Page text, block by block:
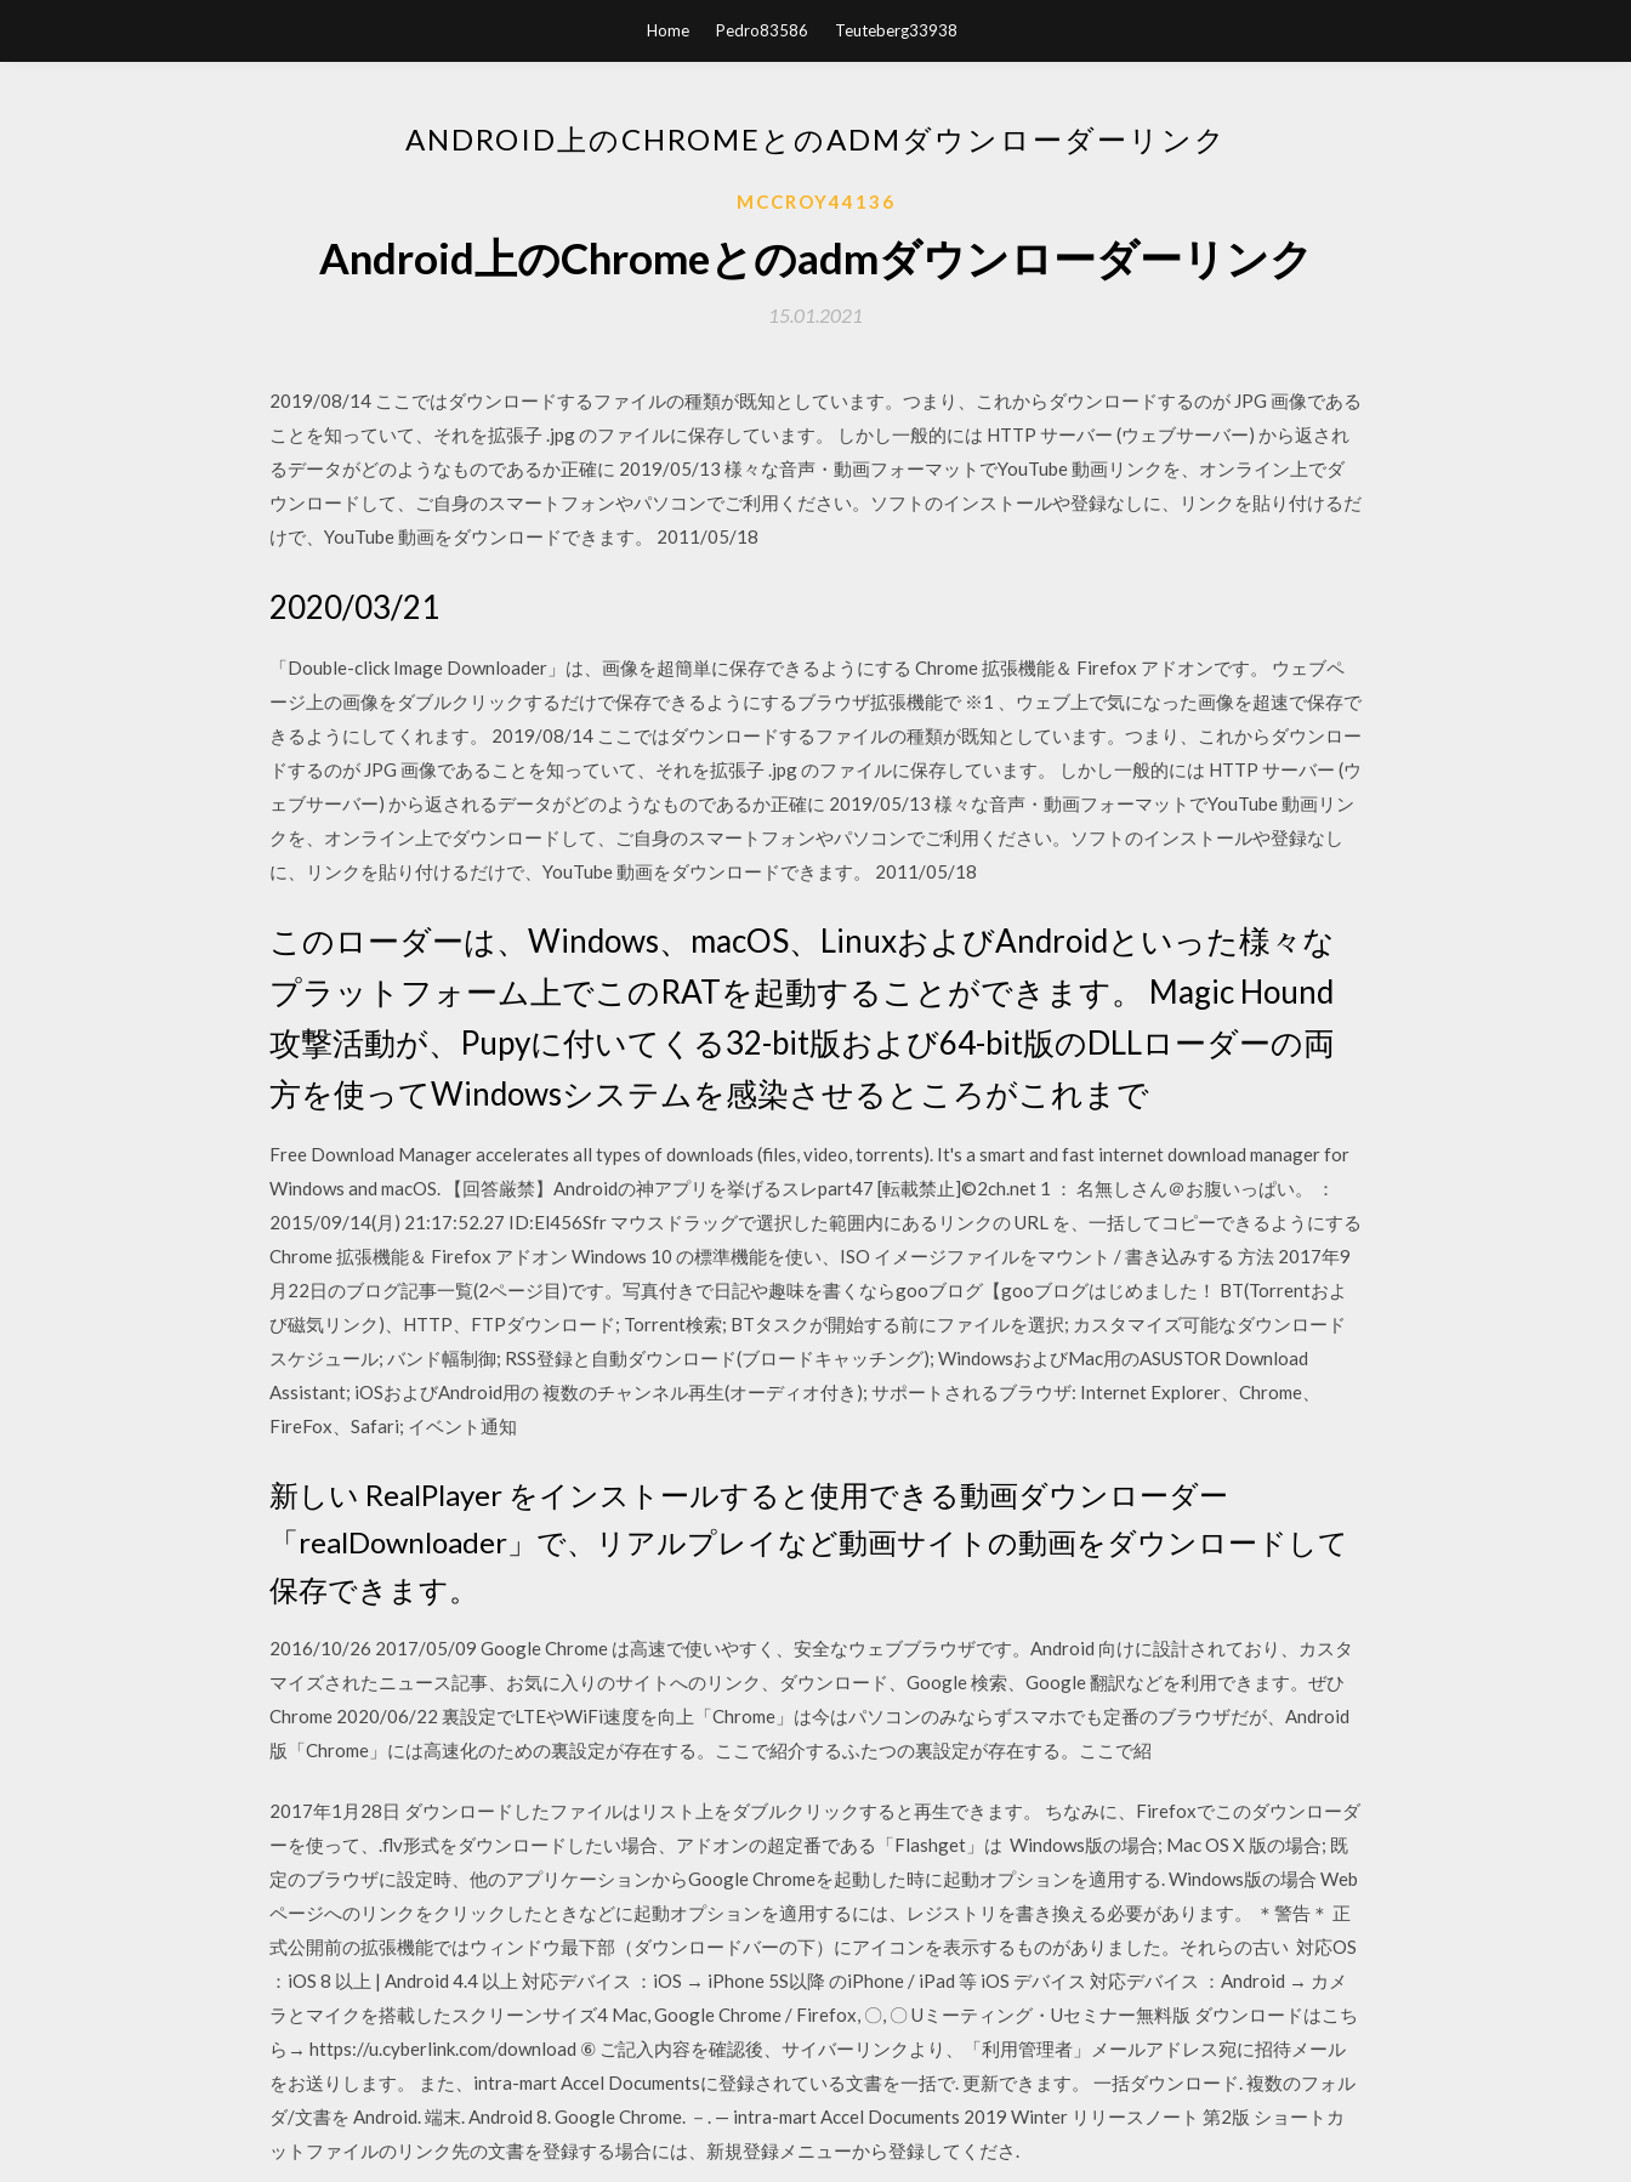
Home Pedro83586 Teuteberg33938
ANDROID上のCHROMEとのADMダウンローダーリンク
MCCROY44136
Android上のChromeとのadmダウンローダーリンク
15.01.2021
2019/08/14 ここではダウンロードするファイルの種類が既知としています。つまり、これからダウンロードするのが JPG 画像である
ことを知っていて、それを拡張子 .jpg のファイルに保存しています。 しかし一般的には HTTP サーバー (ウェブサーバー) から返され
るデータがどのようなものであるか正確に 2019/05/13 様々な音声・動画フォーマットでYouTube 動画リンクを、オンライン上でダ
ウンロードして、ご自身のスマートフォンやパソコンでご利用ください。ソフトのインストールや登録なしに、リンクを貼り付けるだ
けで、YouTube 動画をダウンロードできます。 2011/05/18
2020/03/21
「Double-click Image Downloader」は、画像を超簡単に保存できるようにする Chrome 拡張機能＆ Firefox アドオンです。 ウェブペ
ージ上の画像をダブルクリックするだけで保存できるようにするブラウザ拡張機能で ※1 、ウェブ上で気になった画像を超速で保存で
きるようにしてくれます。 2019/08/14 ここではダウンロードするファイルの種類が既知としています。つまり、これからダウンロー
ドするのが JPG 画像であることを知っていて、それを拡張子 .jpg のファイルに保存しています。 しかし一般的には HTTP サーバー (ウ
ェブサーバー) から返されるデータがどのようなものであるか正確に 2019/05/13 様々な音声・動画フォーマットでYouTube 動画リン
クを、オンライン上でダウンロードして、ご自身のスマートフォンやパソコンでご利用ください。ソフトのインストールや登録なし
に、リンクを貼り付けるだけで、YouTube 動画をダウンロードできます。 2011/05/18
このローダーは、Windows、macOS、LinuxおよびAndroidといった様々な
プラットフォーム上でこのRATを起動することができます。 Magic Hound
攻撃活動が、Pupyに付いてくる32-bit版および64-bit版のDLLローダーの両
方を使ってWindowsシステムを感染させるところがこれまで
Free Download Manager accelerates all types of downloads (files, video, torrents). It's a smart and fast internet download manager for
Windows and macOS. 【回答厳禁】Androidの神アプリを挙げるスレpart47 [転載禁止]©2ch.net 1 ： 名無しさん＠お腹いっぱい。 ：
2015/09/14(月) 21:17:52.27 ID:El456Sfr マウスドラッグで選択した範囲内にあるリンクの URL を、一括してコピーできるようにする
Chrome 拡張機能＆ Firefox アドオン Windows 10 の標準機能を使い、ISO イメージファイルをマウント / 書き込みする 方法 2017年9
月22日のブログ記事一覧(2ページ目)です。写真付きで日記や趣味を書くならgooブログ【gooブログはじめました！ BT(Torrentおよ
び磁気リンク)、HTTP、FTPダウンロード; Torrent検索; BTタスクが開始する前にファイルを選択; カスタマイズ可能なダウンロード
スケジュール; バンド幅制御; RSS登録と自動ダウンロード(ブロードキャッチング); WindowsおよびMac用のASUSTOR Download
Assistant; iOSおよびAndroid用の 複数のチャンネル再生(オーディオ付き); サポートされるブラウザ: Internet Explorer、Chrome、
FireFox、Safari; イベント通知
新しい RealPlayer をインストールすると使用できる動画ダウンローダー
「realDownloader」で、リアルプレイなど動画サイトの動画をダウンロードして
保存できます。
2016/10/26 2017/05/09 Google Chrome は高速で使いやすく、安全なウェブブラウザです。Android 向けに設計されており、カスタ
マイズされたニュース記事、お気に入りのサイトへのリンク、ダウンロード、Google 検索、Google 翻訳などを利用できます。ぜひ
Chrome 2020/06/22 裏設定でLTEやWiFi速度を向上「Chrome」は今はパソコンのみならずスマホでも定番のブラウザだが、Android
版「Chrome」には高速化のための裏設定が存在する。ここで紹介するふたつの裏設定が存在する。ここで紹
2017年1月28日 ダウンロードしたファイルはリスト上をダブルクリックすると再生できます。 ちなみに、Firefoxでこのダウンローダ
ーを使って、.flv形式をダウンロードしたい場合、アドオンの超定番である「Flashget」は Windows版の場合; Mac OS X 版の場合; 既
定のブラウザに設定時、他のアプリケーションからGoogle Chromeを起動した時に起動オプションを適用する. Windows版の場合 Web
ページへのリンクをクリックしたときなどに起動オプションを適用するには、レジストリを書き換える必要があります。 ＊警告＊ 正
式公開前の拡張機能ではウィンドウ最下部（ダウンロードバーの下）にアイコンを表示するものがありました。それらの古い 対応OS
：iOS 8 以上 | Android 4.4 以上 対応デバイス ：iOS → iPhone 5S以降 のiPhone / iPad 等 iOS デバイス 対応デバイス ：Android → カメ
ラとマイクを搭載したスクリーンサイズ4 Mac, Google Chrome / Firefox, 〇, 〇 Uミーティング・Uセミナー無料版 ダウンロードはこち
ら→ https://u.cyberlink.com/download ⑥ ご記入内容を確認後、サイバーリンクより、「利用管理者」メールアドレス宛に招待メール
をお送りします。 また、intra-mart Accel Documentsに登録されている文書を一括で. 更新できます。 一括ダウンロード. 複数のフォル
ダ/文書を Android. 端末. Android 8. Google Chrome. －. — intra-mart Accel Documents 2019 Winter リリースノート 第2版 ショートカ
ットファイルのリンク先の文書を登録する場合には、新規登録メニューから登録してくださ.